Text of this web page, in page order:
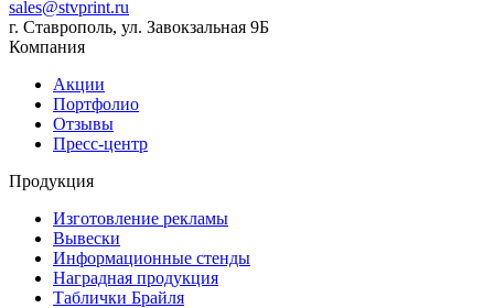
sales@stvprint.ru
г. Ставрополь, ул. Завокзальная 9Б
Компания
Акции
Портфолио
Отзывы
Пресс-центр
Продукция
Изготовление рекламы
Вывески
Информационные стенды
Наградная продукция
Таблички Брайля